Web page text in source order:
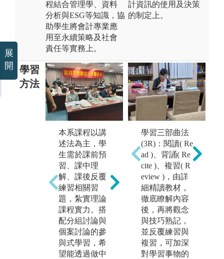
程結合管理學、資料
分析與ESG等知識，協
助學生將會計專業應
用至永續策略及社會
責任等實務上。
計資訊的使用及決策
的制定上。
學習
方法
本系課程以講
述法為主，學
生需於課前預
習、課中理
解、課後反覆
練習相關習
題，紮實理論
課程實力。搭
配分組討論與
個案討論的參
與式學習，希
望能透過做中
軟體操作: 商業
套裝軟體、企
業資源規劃、
電腦審計等課
程，搭配相關
軟體，培養學
生實作及考照
能力。
圖解:2023 電腦
稽核專題競賽
學習三部曲法
(3R)：閱讀( Re
ad )、背誦( Re
cite )、複習( R
eview )，由詳
細精讀教材，
徹底瞭解內容
後，再將觀念
與技巧熟記，
並反覆練習與
複習，可加深
對學習事物的
展
開